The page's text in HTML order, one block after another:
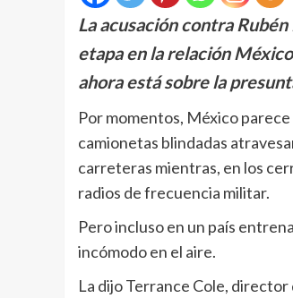
La acusación contra
etapa en la relación
ahora está sobre la
Por momentos, México
camionetas blindadas
carreteras mientras, en los
radios de frecuencia militar.
Pero incluso en un país
incómodo en el aire.
La dijo Terrance Cole,